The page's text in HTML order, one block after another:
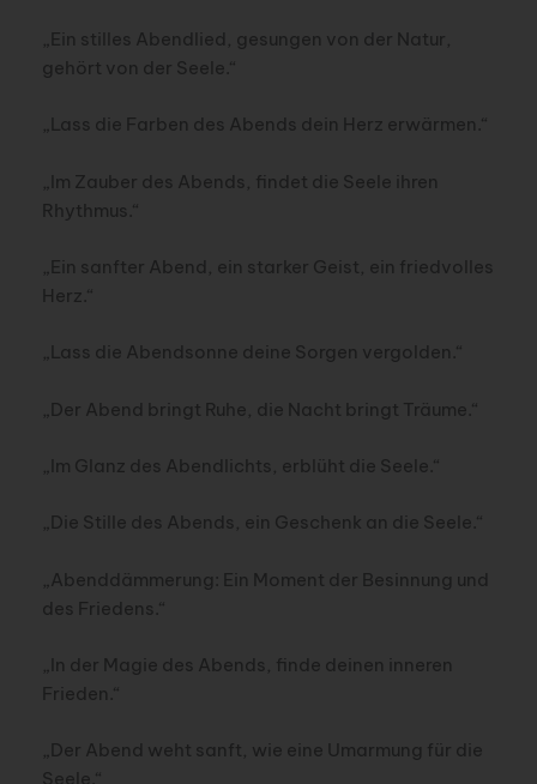
„Ein stilles Abendlied, gesungen von der Natur,
gehört von der Seele.“
„Lass die Farben des Abends dein Herz erwärmen.“
„Im Zauber des Abends, findet die Seele ihren
Rhythmus.“
„Ein sanfter Abend, ein starker Geist, ein friedvolles
Herz.“
„Lass die Abendsonne deine Sorgen vergolden.“
„Der Abend bringt Ruhe, die Nacht bringt Träume.“
„Im Glanz des Abendlichts, erblüht die Seele.“
„Die Stille des Abends, ein Geschenk an die Seele.“
„Abenddämmerung: Ein Moment der Besinnung und
des Friedens.“
„In der Magie des Abends, finde deinen inneren
Frieden.“
„Der Abend weht sanft, wie eine Umarmung für die
Seele.“